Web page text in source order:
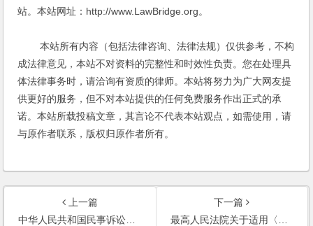
站。本站网址：http://www.LawBridge.org。
本站所有内容（包括法律咨询、法律法规）仅供参考，不构
成法律意见，本站不对资料的完整性和时效性负责。您在处理具
体法律事务时，请洽询有资质的律师。本站将努力为广大网友提
供更好的服务，但不对本站提供的任何免费服务作出正式的承
诺。本站所载投稿文章，其言论不代表本站观点，如需使用，请
与原作者联系，版权归原作者所有。
上一篇
中华人民共和国民事诉讼法(2012)
下一篇
最高人民法院关于适用〈中华人民共和国涉外民事关系法律适用法〉若干问题的解释（一）